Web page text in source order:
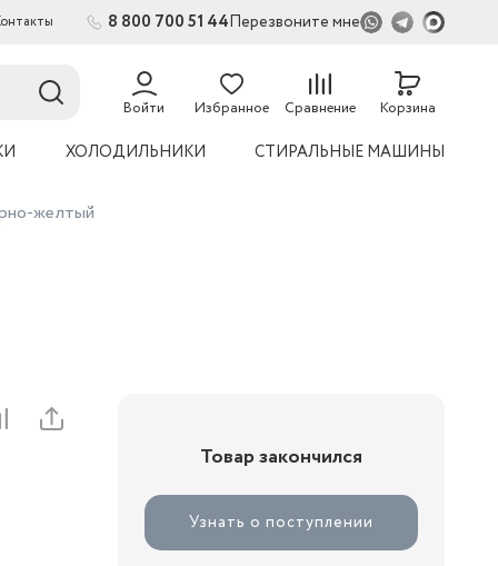
8 800 700 51 44Перезвоните мне
Войти Избранное Сравнение
54
Корзина
ХОЛОДИЛЬНИКИ СТИРАЛЬНЫЕ МАШИНЫ
желтый
Товар закончился
Узнать о поступлении